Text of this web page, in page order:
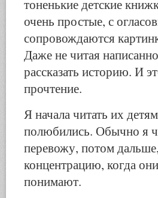
тоненькие детские
очень простые, с
сопровождаются
Даже не читая
рассказать историю. И
прочтение.
Я начала читать их
полюбились. Обычно я
перевожу, потом
концентрацию, когда
понимают.